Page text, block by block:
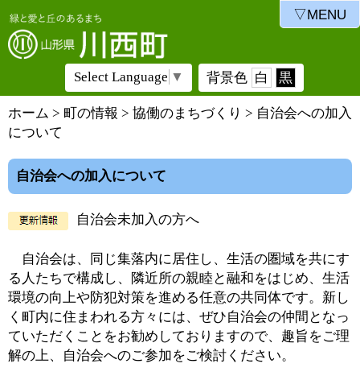
Select Language ▼ 背景色 白 黒
ホーム > 町の情報 > 協働のまちづくり > 自治会への加入
について
自治会への加入について
自治会未加入の方へ
自治会は、同じ集落内に居住し、生活の圏域を共にす
る人たちで構成し、隣近所の親睦と融和をはじめ、生活
環境の向上や防犯対策を進める任意の共同体です。新し
く町内に住まわれる方々には、ぜひ自治会の仲間となっ
ていただくことをお勧めしておりますので、趣旨をご理
解の上、自治会へのご参加をご検討ください。
▽MENU